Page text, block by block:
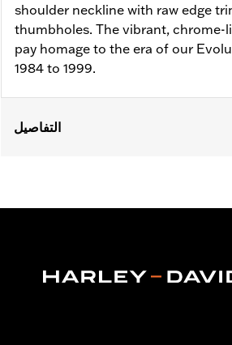
shoulder neckline with raw edge
thumbholes. The vibrant,
pay homage to the era of our
1984 to 1999.
التفاصيل
Origin:Imported